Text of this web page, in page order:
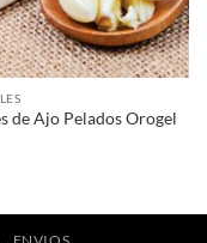
de Ajo Pelados Orogel